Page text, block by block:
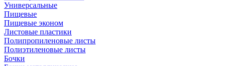
Универсальные
Пищевые
Пищевые эконом
Листовые пластики
Полипропиленовые листы
Полиэтиленовые листы
Бочки